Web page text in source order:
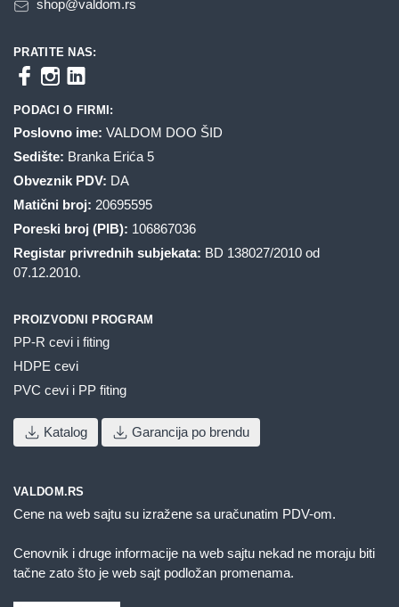
shop@valdom.rs
PRATITE NAS:
PODACI O FIRMI:
Poslovno ime: VALDOM DOO ŠID
Sedište: Branka Erića 5
Obveznik PDV: DA
Matični broj: 20695595
Poreski broj (PIB): 106867036
Registar privrednih subjekata: BD 138027/2010 od
07.12.2010.
PROIZVODNI PROGRAM
PP-R cevi i fiting
HDPE cevi
PVC cevi i PP fiting
Katalog Garancija po brendu
VALDOM.RS
Cene na web sajtu su izražene sa uračunatim PDV-om.
Cenovnik i druge informacije na web sajtu nekad ne moraju biti
tačne zato što je web sajt podložan promenama.